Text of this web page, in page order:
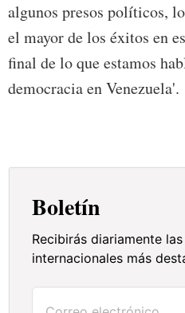
algunos presos políticos,
el mayor de los éxitos en
final de lo que estamos
democracia en Venezuela'.
Boletín
Recibirás diariamente
internacionales más